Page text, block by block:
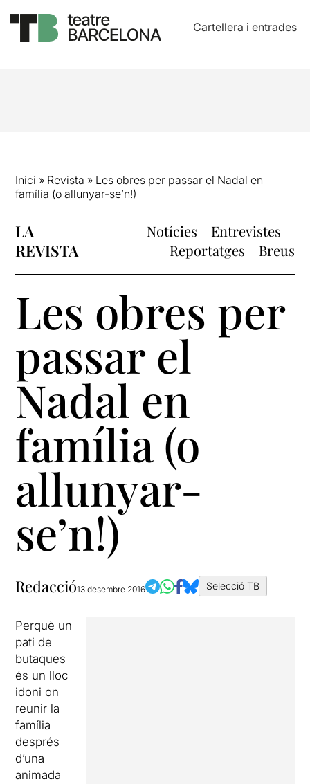
Cartellera i entrades
Inici » Revista » Les obres per passar el Nadal en
família (o allunyar-se’n!)
LA
REVISTA
Notícies
Entrevistes
Reportatges
Breus
Les obres per
passar el
Nadal en
família (o
allunyar-
se’n!)
Redacció13 desembre 2016 Selecció TB
Perquè un
pati de
butaques
és un lloc
idoni on
reunir la
família
després
d’una
animada